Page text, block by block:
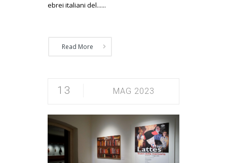
ebrei italiani del......
Read More
13 MAG 2023